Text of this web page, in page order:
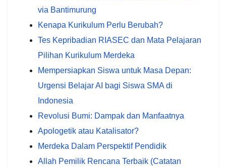
via Bantimurung
Kenapa Kurikulum Perlu Berubah?
Tes Kepribadian RIASEC dan Mata Pelajaran
Pilihan Kurikulum Merdeka
Mempersiapkan Siswa untuk Masa Depan:
Urgensi Belajar AI bagi Siswa SMA di
Indonesia
Revolusi Bumi: Dampak dan Manfaatnya
Apologetik atau Katalisator?
Merdeka Dalam Perspektif Pendidik
Allah Pemilik Rencana Terbaik (Catatan